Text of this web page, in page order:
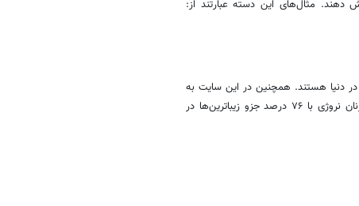
دهند. مثال‌های این دسته عبارتند از:
دنیا هستند. همچنین در این سایت به
این موضوع اشاره شده است که مردان سوئدی با داشتن ۶۵ درصد آمار و زنان نروژی با ۷۶ درصد جزو زیباترین‌ها در